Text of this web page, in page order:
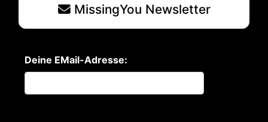
MissingYou Newsletter
Deine EMail-Adresse: